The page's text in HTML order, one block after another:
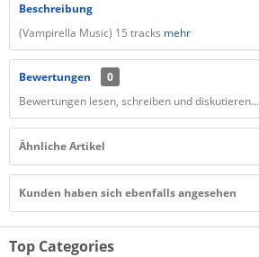
Beschreibung
​(Vampirella Music) 15 tracks mehr
Bewertungen
0
Bewertungen lesen, schreiben und diskutieren...
Ähnliche Artikel
Kunden haben sich ebenfalls angesehen
Top Categories